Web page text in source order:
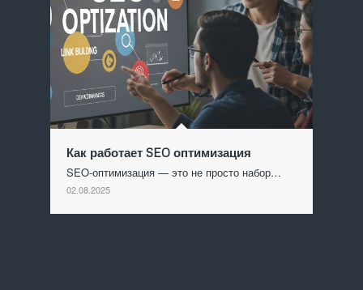
Как работает SEO оптимизация
SEO-оптимизация — это не просто набор…
02.08.2025